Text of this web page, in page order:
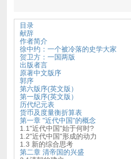
目录
献辞
作者简介
徐中约：一个被冷落的史学大家
贺卫方：一国两版
出版者言
原著中文版序
郭序
第六版序(英文版）
第一版序(英文版）
历代纪元表
货币及度量衡折算表
第一章 "近代中国"的概念
1.1"近代中国"始于何时?
1.2"近代中国"形成的动力
1.3 新的综合思考
第二章 清帝国的兴盛